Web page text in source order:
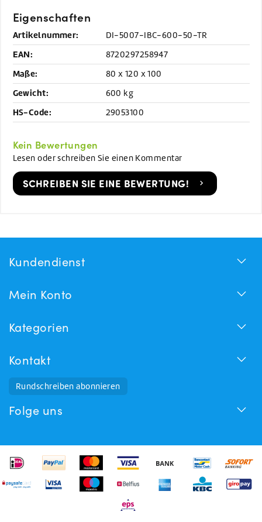
Eigenschaften
Artikelnummer: DI-5007-IBC-600-50-TR
EAN: 8720297258947
Maße: 80 x 120 x 100
Gewicht: 600 kg
HS-Code: 29053100
Kein Bewertungen
Lesen oder schreiben Sie einen Kommentar
SCHREIBEN SIE EINE BEWERTUNG!
Kundendienst
Mein Konto
Kategorien
Kontakt
Rundschreiben abonnieren
Folge uns